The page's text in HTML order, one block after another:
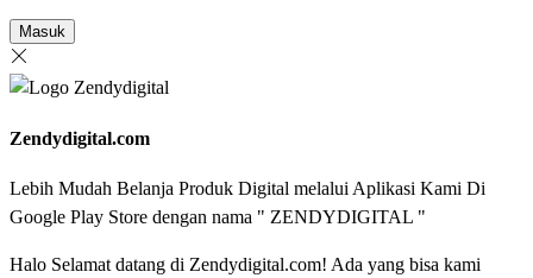
Masuk
Zendydigital.com
Lebih Mudah Belanja Produk Digital melalui Aplikasi Kami Di
Google Play Store dengan nama " ZENDYDIGITAL "
Halo Selamat datang di Zendydigital.com! Ada yang bisa kami